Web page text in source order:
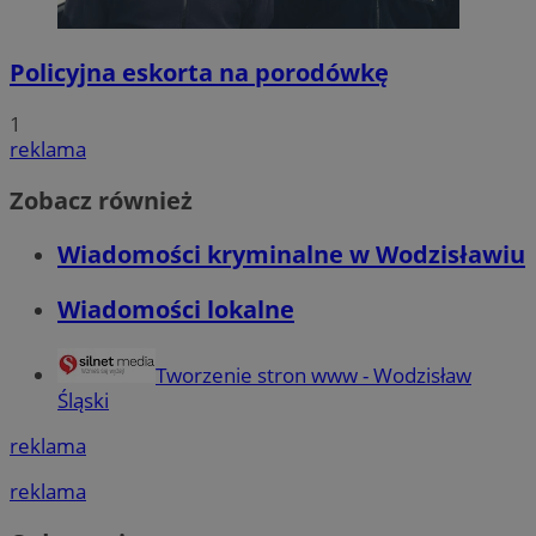
Policyjna eskorta na porodówkę
1
reklama
Zobacz również
Wiadomości kryminalne w Wodzisławiu
Wiadomości lokalne
Tworzenie stron www - Wodzisław
Śląski
reklama
reklama
euds .rfihub.com